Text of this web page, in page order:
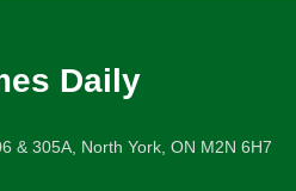
Daily
& 305A, North York, ON M2N 6H7